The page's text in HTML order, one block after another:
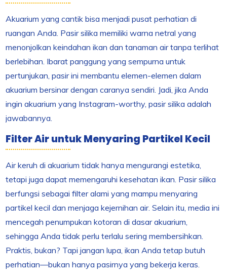
Akuarium yang cantik bisa menjadi pusat perhatian di
ruangan Anda. Pasir silika memiliki warna netral yang
menonjolkan keindahan ikan dan tanaman air tanpa terlihat
berlebihan. Ibarat panggung yang sempurna untuk
pertunjukan, pasir ini membantu elemen-elemen dalam
akuarium bersinar dengan caranya sendiri. Jadi, jika Anda
ingin akuarium yang Instagram-worthy, pasir silika adalah
jawabannya.
Filter Air untuk Menyaring Partikel Kecil
Air keruh di akuarium tidak hanya mengurangi estetika,
tetapi juga dapat memengaruhi kesehatan ikan. Pasir silika
berfungsi sebagai filter alami yang mampu menyaring
partikel kecil dan menjaga kejernihan air. Selain itu, media ini
mencegah penumpukan kotoran di dasar akuarium,
sehingga Anda tidak perlu terlalu sering membersihkan.
Praktis, bukan? Tapi jangan lupa, ikan Anda tetap butuh
perhatian—bukan hanya pasirnya yang bekerja keras.